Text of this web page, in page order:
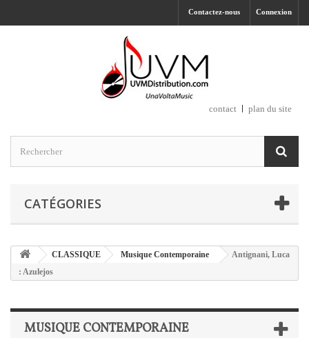
Connexion
Contactez-nous
contact plan du site
CATÉGORIES
CLASSIQUE Musique Contemporaine
Antignani, Luca
: Azulejos
MUSIQUE CONTEMPORAINE